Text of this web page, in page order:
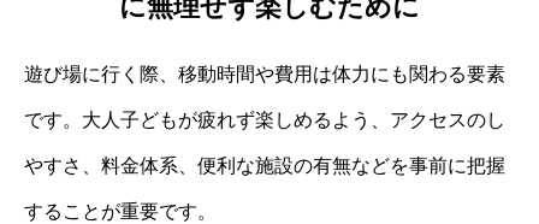
に無理せず楽しむために
遊び場に行く際、移動時間や費用は体力にも関わる要素
です。大人子どもが疲れず楽しめるよう、アクセスのし
やすさ、料金体系、便利な施設の有無などを事前に把握
することが重要です。